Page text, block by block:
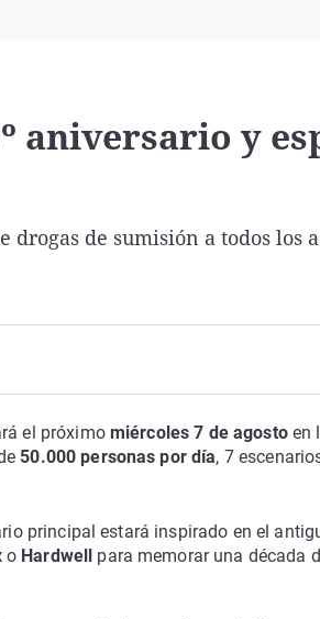
aniversario y
de sumisión a todos los
el próximo miércoles 7 de agostoen
50.000 personas por día, 7
principal estará inspirado en el
o Hardwell para memorar una década